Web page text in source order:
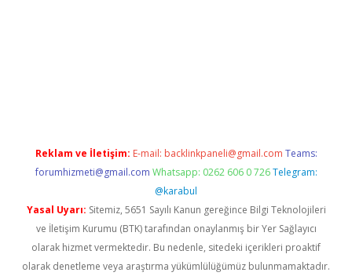
Reklam ve İletişim: E-mail: backlinkpaneli@gmail.com Teams:
forumhizmeti@gmail.com Whatsapp: 0262 606 0 726 Telegram:
@karabul
Yasal Uyarı: Sitemiz, 5651 Sayılı Kanun gereğince Bilgi Teknolojileri
ve İletişim Kurumu (BTK) tarafından onaylanmış bir Yer Sağlayıcı
olarak hizmet vermektedir. Bu nedenle, sitedeki içerikleri proaktif
olarak denetleme veya araştırma yükümlülüğümüz bulunmamaktadır.